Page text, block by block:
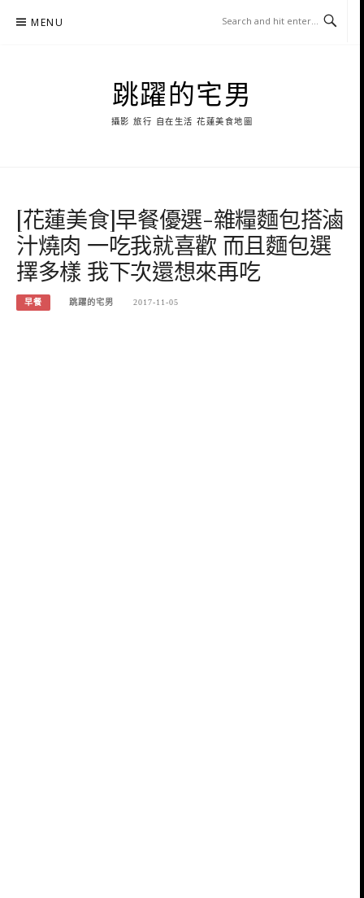
MENU
跳躍的宅男
攝影 旅行 自在生活 花蓮美食地圖
[花蓮美食]早餐優選-雜糧麵包搭滷
汁燒肉 一吃我就喜歡 而且麵包選
擇多樣 我下次還想來再吃
早餐 跳躍的宅男 2017-11-05